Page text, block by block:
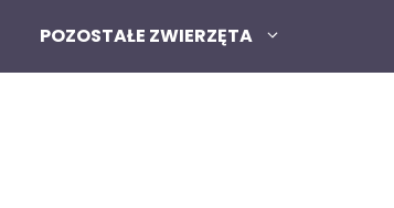
POZOSTAŁE ZWIERZĘTA